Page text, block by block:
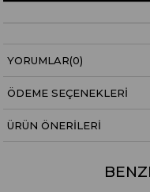
YORUMLAR(0)
ÖDEME SEÇENEKLERI
ÜRÜN ÖNERILERI